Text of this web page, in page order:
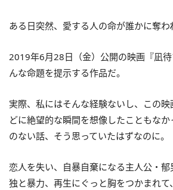
ある日突然、愛する人の命が誰かに奪わ
2019年6月28日（金）公開の映画『凪
んな命題を提示する作品だ。
実際、私にはそんな経験ないし、この
どに絶望的な瞬間を想像したこともな
のない話、そう思っていたはずなのに。
恋人を失い、自暴自棄になる主人公・
独と暴力、再生にぐっと胸をつかまれて